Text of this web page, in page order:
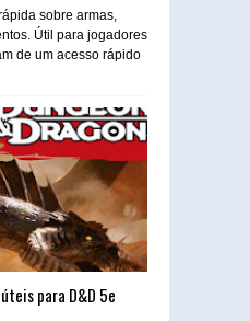
sobre armas,
Útil para jogadores
de um acesso rápido
para D&D 5e